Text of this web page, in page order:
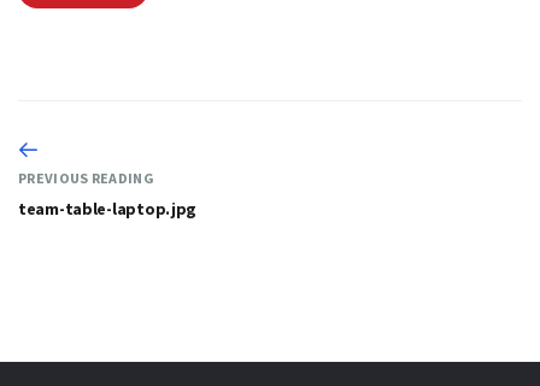
PREVIOUS READING
team-table-laptop.jpg